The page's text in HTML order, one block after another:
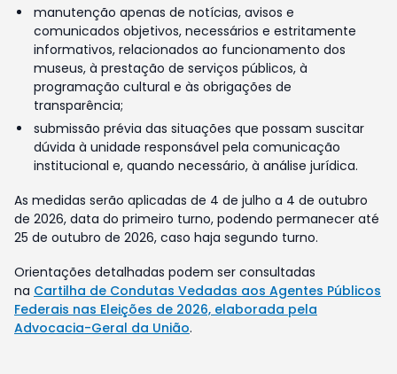
manutenção apenas de notícias, avisos e
comunicados objetivos, necessários e estritamente
informativos, relacionados ao funcionamento dos
museus, à prestação de serviços públicos, à
programação cultural e às obrigações de
transparência;
submissão prévia das situações que possam suscitar
dúvida à unidade responsável pela comunicação
institucional e, quando necessário, à análise jurídica.
As medidas serão aplicadas de 4 de julho a 4 de outubro
de 2026, data do primeiro turno, podendo permanecer até
25 de outubro de 2026, caso haja segundo turno.
Orientações detalhadas podem ser consultadas
na Cartilha de Condutas Vedadas aos Agentes Públicos
Federais nas Eleições de 2026, elaborada pela
Advocacia-Geral da União.